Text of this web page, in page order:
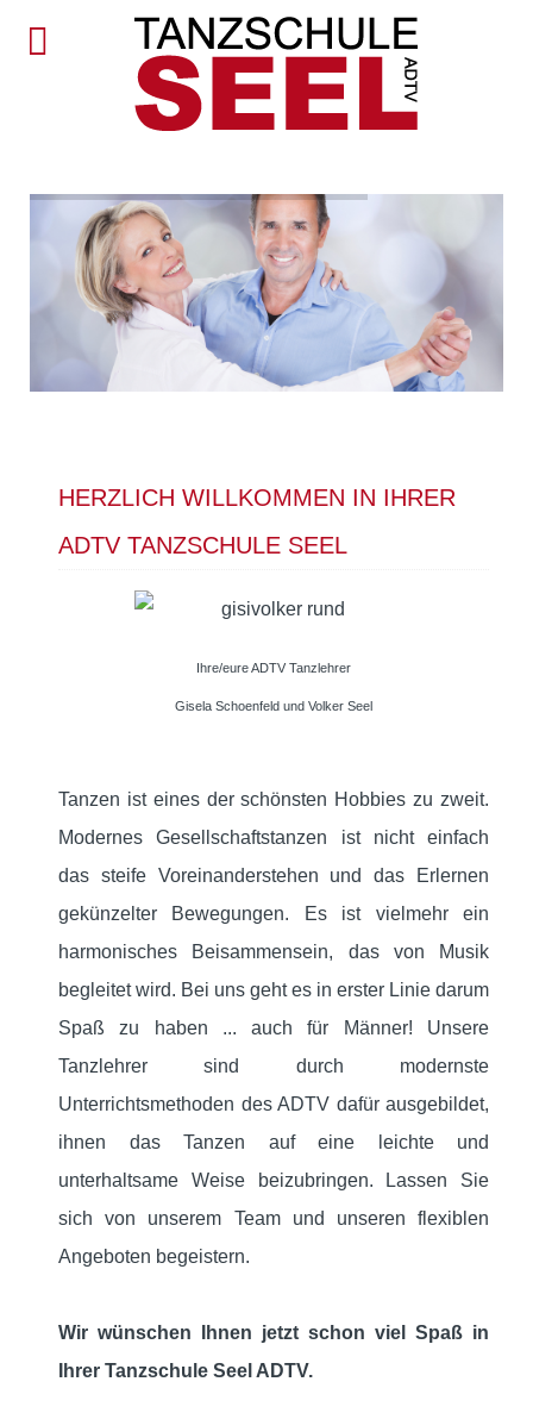
HERZLICH WILLKOMMEN IN IHRER
ADTV TANZSCHULE SEEL
Ihre/eure ADTV Tanzlehrer
Gisela Schoenfeld und Volker Seel
Tanzen ist eines der schönsten Hobbies zu zweit.
Modernes Gesellschaftstanzen ist nicht einfach
das steife Voreinanderstehen und das Erlernen
gekünzelter Bewegungen. Es ist vielmehr ein
harmonisches Beisammensein, das von Musik
begleitet wird. Bei uns geht es in erster Linie darum
Spaß zu haben ... auch für Männer! Unsere
Tanzlehrer sind durch modernste
Unterrichtsmethoden des ADTV dafür ausgebildet,
ihnen das Tanzen auf eine leichte und
unterhaltsame Weise beizubringen. Lassen Sie
sich von unserem Team und unseren flexiblen
Angeboten begeistern.
Wir wünschen Ihnen jetzt schon viel Spaß in
Ihrer Tanzschule Seel ADTV.